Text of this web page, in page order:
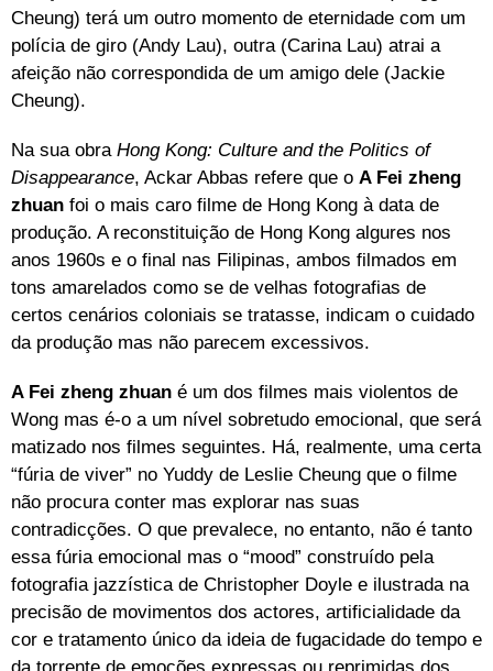
Cheung) terá um outro momento de eternidade com um
polícia de giro (Andy Lau), outra (Carina Lau) atrai a
afeição não correspondida de um amigo dele (Jackie
Cheung).
Na sua obra Hong Kong: Culture and the Politics of
Disappearance, Ackar Abbas refere que o A Fei zheng
zhuan foi o mais caro filme de Hong Kong à data de
produção. A reconstituição de Hong Kong algures nos
anos 1960s e o final nas Filipinas, ambos filmados em
tons amarelados como se de velhas fotografias de
certos cenários coloniais se tratasse, indicam o cuidado
da produção mas não parecem excessivos.
A Fei zheng zhuan é um dos filmes mais violentos de
Wong mas é-o a um nível sobretudo emocional, que será
matizado nos filmes seguintes. Há, realmente, uma certa
“fúria de viver” no Yuddy de Leslie Cheung que o filme
não procura conter mas explorar nas suas
contradicções. O que prevalece, no entanto, não é tanto
essa fúria emocional mas o “mood” construído pela
fotografia jazzística de Christopher Doyle e ilustrada na
precisão de movimentos dos actores, artificialidade da
cor e tratamento único da ideia de fugacidade do tempo e